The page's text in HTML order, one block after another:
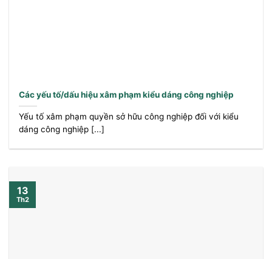
Các yếu tố/dấu hiệu xâm phạm kiểu dáng công nghiệp
Yếu tố xâm phạm quyền sở hữu công nghiệp đối với kiểu
dáng công nghiệp [...]
13
Th2